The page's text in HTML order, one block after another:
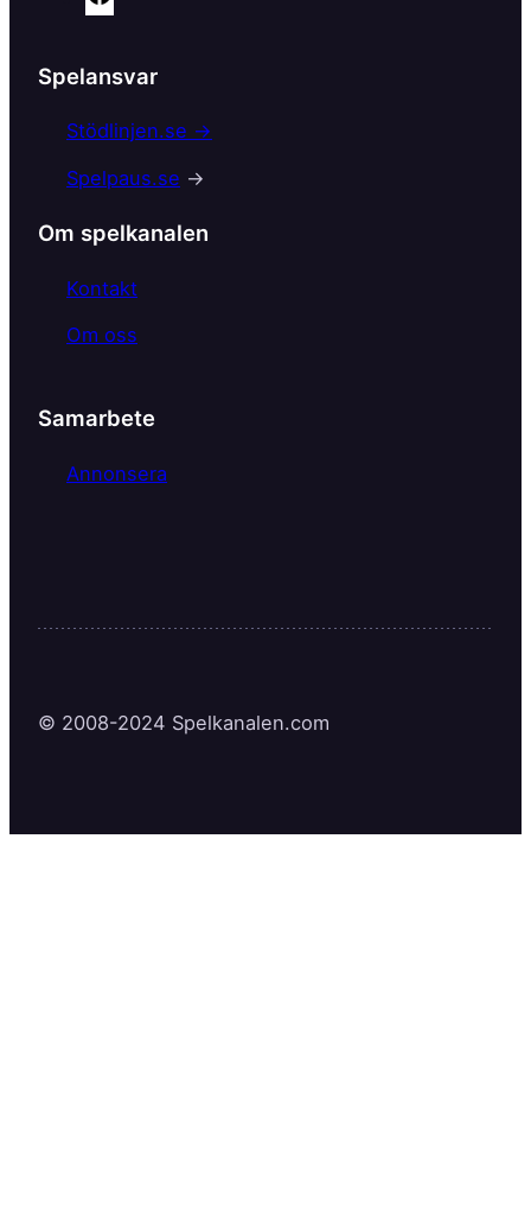
e
b
o
k
Spelansvar
Stödlinjen.se →
Spelpaus.se →
Om spelkanalen
Kontakt
Om oss
Samarbete
Annonsera
© 2008-2024 Spelkanalen.com